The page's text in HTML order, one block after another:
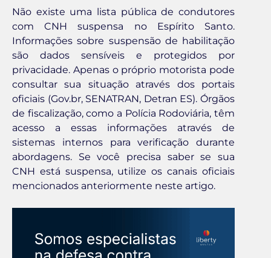
Não existe uma lista pública de condutores
com CNH suspensa no Espírito Santo.
Informações sobre suspensão de habilitação
são dados sensíveis e protegidos por
privacidade. Apenas o próprio motorista pode
consultar sua situação através dos portais
oficiais (Gov.br, SENATRAN, Detran ES). Órgãos
de fiscalização, como a Polícia Rodoviária, têm
acesso a essas informações através de
sistemas internos para verificação durante
abordagens. Se você precisa saber se sua
CNH está suspensa, utilize os canais oficiais
mencionados anteriormente neste artigo.